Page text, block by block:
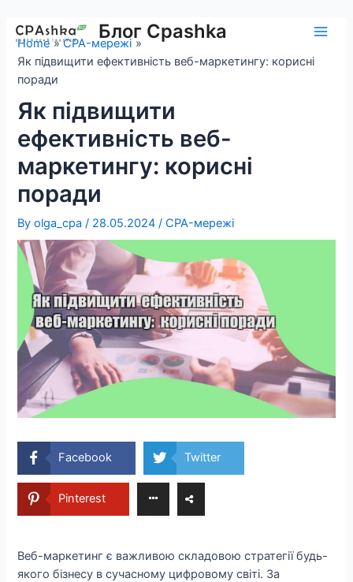
content
Блог Cpashka
Home
CPA-мережі
Як підвищити ефективність веб-маркетингу: корисні
поради
Як підвищити
ефективність веб-
маркетингу: корисні
поради
Byolga_cpa/ 28.05.2024/CPA-мережі
Facebook Twitter
Pinterest
Веб-маркетинг є важливою складовою стратегії будь-
якого бізнесу в сучасному цифровому світі. За